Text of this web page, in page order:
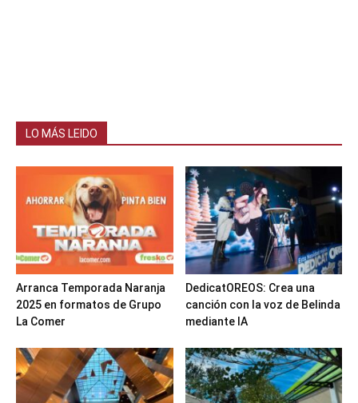
LO MÁS LEIDO
Arranca Temporada Naranja
2025 en formatos de Grupo
La Comer
DedicatOREOS: Crea una
canción con la voz de Belinda
mediante IA